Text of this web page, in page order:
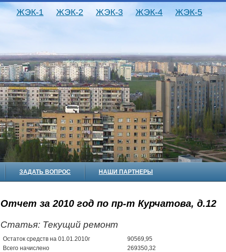
ЖЭК-1 ЖЭК-2 ЖЭК-3 ЖЭК-4 ЖЭК-5
ЗАДАТЬ ВОПРОС НАШИ ПАРТНЕРЫ
Отчет за 2010 год по пр-т Курчатова, д.12
Статья: Текущий ремонт
Остаток средств на 01.01.2010г
90569,95
Всего начислено
269350,32